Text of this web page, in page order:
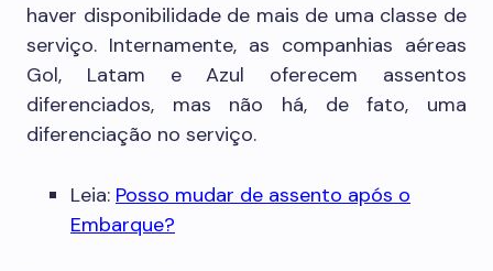
haver disponibilidade de mais de uma classe de
serviço. Internamente, as companhias aéreas
Gol, Latam e Azul oferecem assentos
diferenciados, mas não há, de fato, uma
diferenciação no serviço.
Leia: Posso mudar de assento após o
Embarque?